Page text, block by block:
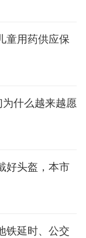
童用药供应保
为什么越来越愿
好头盔，本市
铁延时、公交